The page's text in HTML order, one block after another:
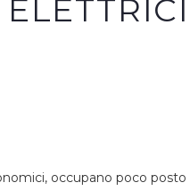
occupano poco posto